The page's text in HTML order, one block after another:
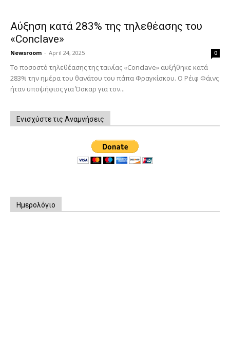
Αύξηση κατά 283% της τηλεθέασης του
«Conclave»
Newsroom - April 24, 2025 0
Το ποσοστό τηλεθέασης της ταινίας «Conclave» αυξήθηκε κατά
283% την ημέρα του θανάτου του πάπα Φραγκίσκου. Ο Ρέιφ Φάινς
ήταν υποψήφιος για Όσκαρ για τον...
Ενισχύστε τις Αναμνήσεις
Ημερολόγιο